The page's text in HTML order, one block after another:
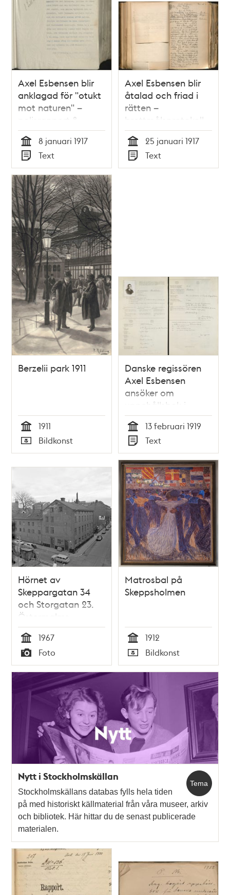
Axel Esbensen blir
anklagad för "otukt
mot naturen" –
polisrapport 8
januari 1917
Tid
8 januari 1917
Typ
Text
Axel Esbensen blir
åtalad och friad i
rätten –
brottmålsprotokoll
25 januari 1917
Tid
25 januari 1917
Typ
Text
Berzelii park 1911
Tid
1911
Typ
Bildkonst
Danske regissören
Axel Esbensen
ansöker om
uppehållsbok i
Sverige 1919
Tid
13 februari 1919
Typ
Text
Hörnet av
Skeppargatan 34
och Storgatan 23.
Östermalms
polisstation,
byggnad A
Tid
1967
Typ
Foto
Matrosbal på
Skeppsholmen
Tid
1912
Typ
Bildkonst
Tema
Nytt i Stockholmskällan
Stockholmskällans databas fylls hela tiden
på med historiskt källmaterial från våra museer, arkiv
och bibliotek. Här hittar du de senast publicerade
materialen.